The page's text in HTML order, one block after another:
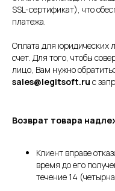
SSL-сертификат), что
платежа.
Оплата для юридических
счет. Для того, чтобы
лицо, Вам нужно
sales@legitsoft.ru с
Возврат товара
Клиент вправе
время до его
течение 14